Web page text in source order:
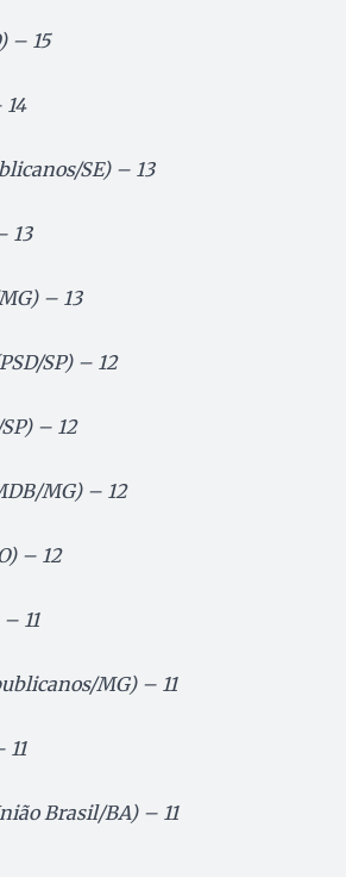
– 15
SE) – 13
13
– 13
SP) – 12
– 12
MG) – 12
– 12
11
MG) – 11
11
Brasil/BA) – 11